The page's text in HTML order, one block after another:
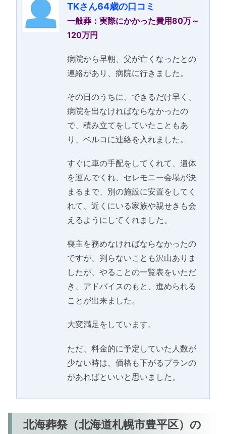
TKさん64歳の口コミ
一般葬：実際にかかった費用80万～
120万円
病院から早朝、父が亡くなったとの
連絡があり、病院に行きました。
その日のうちに、できるだけ早く、
病院を出なければならなかったの
で、積み立てをしていたこともあ
り、ベルコに連絡を入れました。
すぐに車の手配をしてくれて、遺体
を運んでくれ、セレモニー会場が決
まるまで、別の施設に安置をしてく
れて、近くにいる家族や親せきも会
えるようにしてくれました。
喪主を務めなければならなかったの
ですが、判らないことも沢山ありま
したが、やることの一覧表をいただ
き、アドバイスのもと、進められる
ことが出来ました。
大変満足をしています。
ただ、料金的に予定していた人数が
少ない時は、価格も下がるプランの
があればといいと思いました。
北海葬祭（北海道札幌市豊平区）の